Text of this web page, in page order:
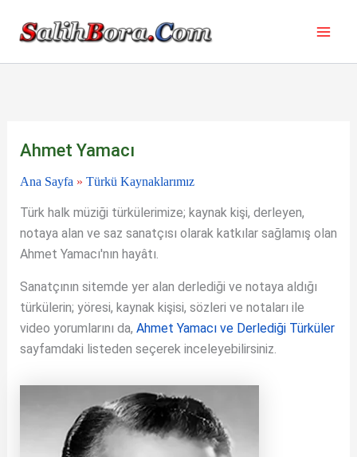
Ahmet Yamacı
Ana Sayfa » Türkü Kaynaklarımız
Türk halk müziği türkülerimize; kaynak kişi, derleyen,
notaya alan ve saz sanatçısı olarak katkılar sağlamış olan
Ahmet Yamacı'nın hayâtı.
Sanatçının sitemde yer alan derlediği ve notaya aldığı
türkülerin; yöresi, kaynak kişisi, sözleri ve notaları ile
video yorumlarını da, Ahmet Yamacı ve Derlediği Türküler
sayfamdaki listeden seçerek inceleyebilirsiniz.